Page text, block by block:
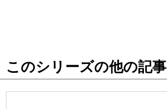
このシリーズの他の記事